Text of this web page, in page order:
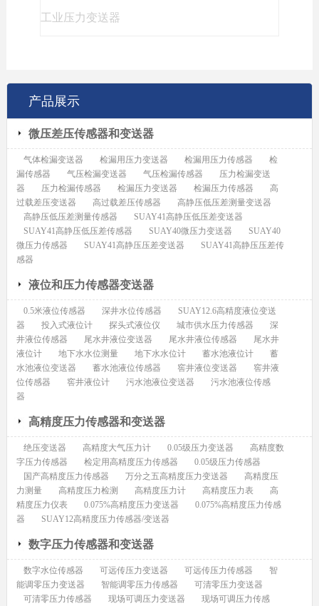
工业压力变送器
产品展示
微压差压传感器和变送器
气体检漏变送器 检漏用压力变送器 检漏用压力传感器
检
漏传感器
气压检漏变送器 气压检漏传感器
压力检漏变送
器
压力检漏传感器 检漏压力变送器 检漏压力传感器
高
过载差压变送器
高过载差压传感器
高静压低压差测量变送器
高静压低压差测量传感器
SUAY41高静压低压差变送器
SUAY41高静压低压差传感器
SUAY40微压力变送器
SUAY40
微压力传感器
SUAY41高静压压差变送器
SUAY41高静压压差传
感器
液位和压力传感器变送器
0.5米液位传感器 深井水位传感器
SUAY12.6高精度液位变送
器
投入式液位计 探头式液位仪 城市供水压力传感器
深
井液位传感器
尾水井液位变送器 尾水井液位传感器
尾水井
液位计
地下水水位测量 地下水水位计 蓄水池液位计
蓄
水池液位变送器
蓄水池液位传感器 窖井液位变送器
窖井液
位传感器
窖井液位计 污水池液位变送器
污水池液位传感
器
高精度压力传感器和变送器
绝压变送器 高精度大气压力计 0.05级压力变送器
高精度数
字压力传感器
检定用高精度压力传感器
0.05级压力传感器
国产高精度压力传感器
万分之五高精度压力变送器
高精度压
力测量
高精度压力检测 高精度压力计 高精度压力表
高
精度压力仪表
0.075%高精度压力变送器
0.075%高精度压力传感
器
SUAY12高精度压力传感器/变送器
数字压力传感器和变送器
数字水位传感器 可远传压力变送器 可远传压力传感器
智
能调零压力变送器
智能调零压力传感器
可清零压力变送器
可清零压力传感器
现场可调压力变送器
现场可调压力传感